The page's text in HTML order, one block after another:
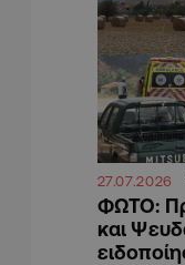
27.07.2026
ΦΩΤΟ:
και